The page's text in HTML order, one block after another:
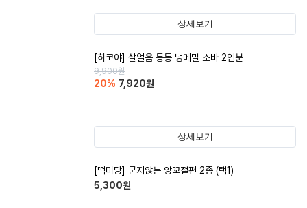
상세보기
[하코야] 살얼음 동동 냉메밀 소바 2인분
9,900원
20% 7,920원
상세보기
[떡미당] 굳지않는 앙꼬절편 2종 (택1)
5,300원